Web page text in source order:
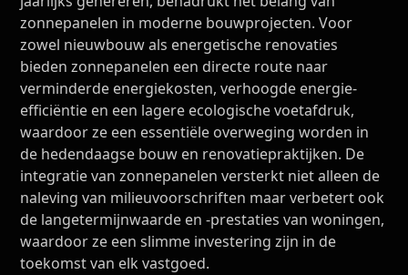
zonnepanelen in moderne bouwprojecten. Voor
zowel nieuwbouw als energetische renovaties
bieden zonnepanelen een directe route naar
verminderde energiekosten, verhoogde energie-
efficiëntie en een lagere ecologische voetafdruk,
waardoor ze een essentiële overweging worden in
de hedendaagse bouw en renovatiepraktijken. De
integratie van zonnepanelen versterkt niet alleen de
naleving van milieuvoorschriften maar verbetert ook
de langetermijnwaarde en -prestaties van woningen,
waardoor ze een slimme investering zijn in de
toekomst van elk vastgoed.